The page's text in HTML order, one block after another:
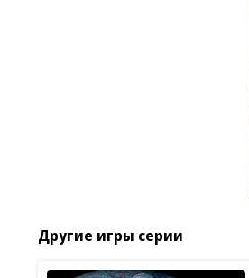
Другие игры серии